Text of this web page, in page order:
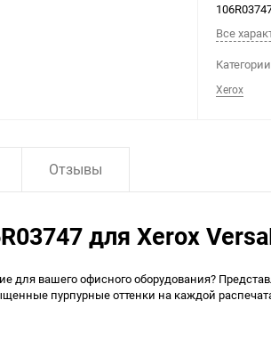
Все
Категории
Xerox
Отзывы
для Xerox
вашего офисного оборудования?
пурпурные оттенки на каждой